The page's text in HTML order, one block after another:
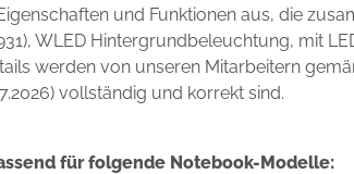
und Funktionen aus, die
WLED Hintergrundbeleuchtung, mit
werden von unseren Mitarbeitern
vollständig und korrekt sind.
für folgende Notebook-Modelle: